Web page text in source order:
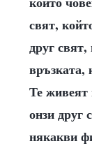
свят,
друг
връзката,
Те живеят
онзи друг
някакви